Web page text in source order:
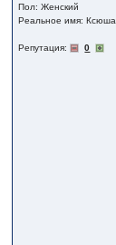
Пол: Женский
Реальное имя: Ксюша
Репутация: 0